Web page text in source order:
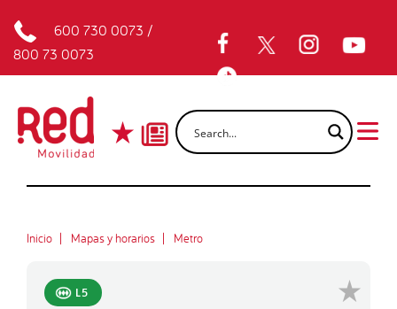
600 730 0073 /
800 73 0073
Inicio Mapas y horarios Metro
L5